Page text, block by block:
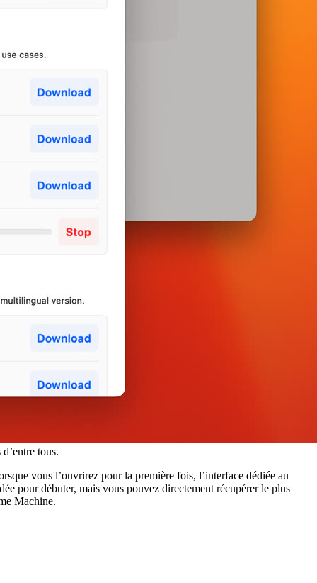
tous.
vous l’ouvrirez pour la première fois, l’interface dédiée au
pour débuter, mais vous pouvez directement récupérer le plus
Machine.